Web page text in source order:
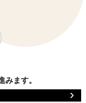
ます。